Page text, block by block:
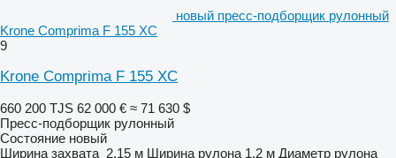
новый пресс-подборщик рулонный
Krone Comprima F 155 XC
9
Krone Comprima F 155 XC
660 200 TJS 62 000 € ≈ 71 630 $
Пресс-подборщик рулонный
Состояние новый
Ширина захвата 2,15 м Ширина рулона 1,2 м Диаметр рулона